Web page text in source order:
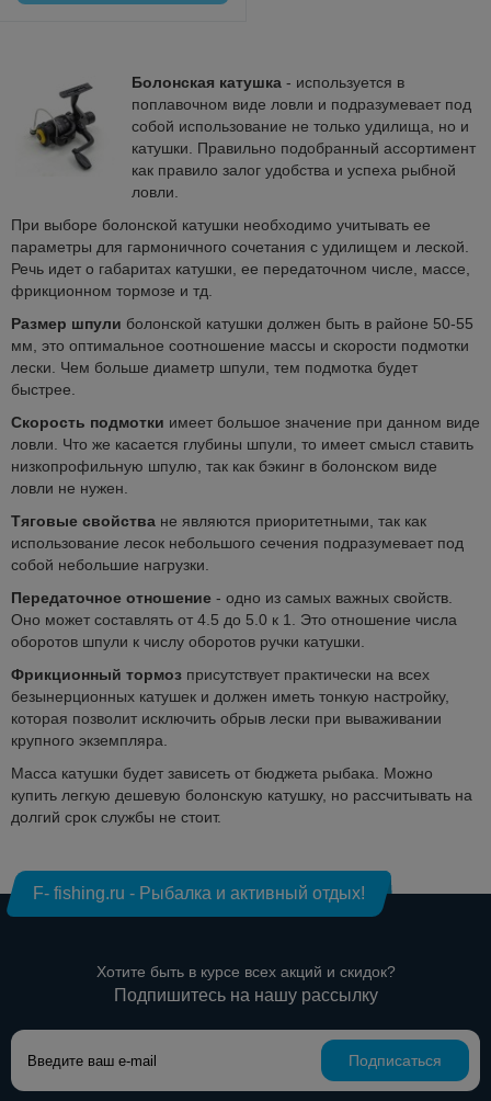
Болонская катушка - используется в
поплавочном виде ловли и подразумевает под
собой использование не только удилища, но и
катушки. Правильно подобранный ассортимент
как правило залог удобства и успеха рыбной
ловли.
При выборе болонской катушки необходимо учитывать ее
параметры для гармоничного сочетания с удилищем и леской.
Речь идет о габаритах катушки, ее передаточном числе, массе,
фрикционном тормозе и тд.
Размер шпули болонской катушки должен быть в районе 50-55
мм, это оптимальное соотношение массы и скорости подмотки
лески. Чем больше диаметр шпули, тем подмотка будет
быстрее.
Скорость подмотки имеет большое значение при данном виде
ловли. Что же касается глубины шпули, то имеет смысл ставить
низкопрофильную шпулю, так как бэкинг в болонском виде
ловли не нужен.
Тяговые свойства не являются приоритетными, так как
использование лесок небольшого сечения подразумевает под
собой небольшие нагрузки.
Передаточное отношение - одно из самых важных свойств.
Оно может составлять от 4.5 до 5.0 к 1. Это отношение числа
оборотов шпули к числу оборотов ручки катушки.
Фрикционный тормоз присутствует практически на всех
безынерционных катушек и должен иметь тонкую настройку,
которая позволит исключить обрыв лески при вываживании
крупного экземпляра.
Масса катушки будет зависеть от бюджета рыбака. Можно
купить легкую дешевую болонскую катушку, но рассчитывать на
долгий срок службы не стоит.
F- fishing.ru - Рыбалка и активный отдых!
Хотите быть в курсе всех акций и скидок?
Подпишитесь на нашу рассылку
Подписаться